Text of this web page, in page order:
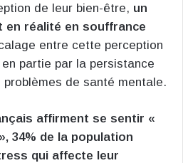
de leur bien-être, un
réalité en souffrance
entre cette perception
partie par la persistance
de santé mentale.
affirment se sentir «
34% de la population
qui affecte leur